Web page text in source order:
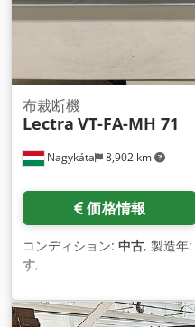
Nagykáta 8,902 km
布裁断機
Lectra VT-FA-MH 71
価格情報
コンディション: 中古, 製造年:
す,